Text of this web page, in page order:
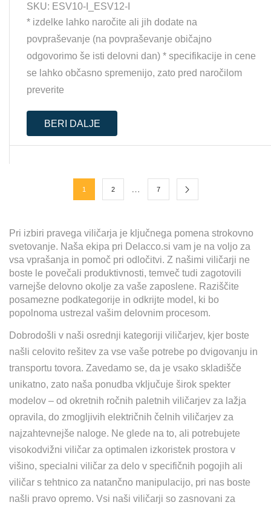
SKU: ESV10-I_ESV12-I
* izdelke lahko naročite ali jih dodate na
povpraševanje (na povpraševanje običajno
odgovorimo še isti delovni dan) * specifikacije in cene
se lahko občasno spremenijo, zato pred naročilom
preverite
BERI DALJE
1 2 … 7
Pri izbiri pravega viličarja je ključnega pomena strokovno
svetovanje. Naša ekipa pri Delacco.si vam je na voljo za
vsa vprašanja in pomoč pri odločitvi. Z našimi viličarji ne
boste le povečali produktivnosti, temveč tudi zagotovili
varnejše delovno okolje za vaše zaposlene. Raziščite
posamezne podkategorije in odkrijte model, ki bo
popolnoma ustrezal vašim delovnim procesom.
Dobrodošli v naši osrednji kategoriji viličarjev, kjer boste
našli celovito rešitev za vse vaše potrebe po dvigovanju in
transportu tovora. Zavedamo se, da je vsako skladišče
unikatno, zato naša ponudba vključuje širok spekter
modelov – od okretnih ročnih paletnih viličarjev za lažja
opravila, do zmogljivih električnih čelnih viličarjev za
najzahtevnejše naloge. Ne glede na to, ali potrebujete
visokodvižni viličar za optimalen izkoristek prostora v
višino, specialni viličar za delo v specifičnih pogojih ali
viličar s tehtnico za natančno manipulacijo, pri nas boste
našli pravo opremo. Vsi naši viličarji so zasnovani za